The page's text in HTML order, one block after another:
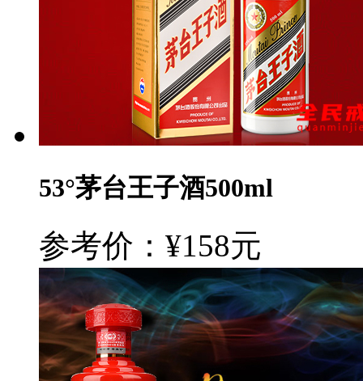
53°茅台王子酒500ml
参考价：¥158元